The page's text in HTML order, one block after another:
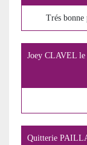
Trés bonne
Joey CLAVEL le
Quitterie